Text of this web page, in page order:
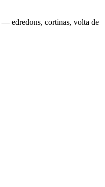
— edredons, cortinas, volta de